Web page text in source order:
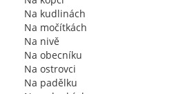
Na kudlinách
Na močítkách
Na nivě
Na obecníku
Na ostrovci
Na padělku